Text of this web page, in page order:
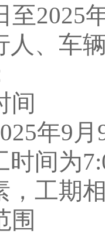
至2025
人、车
间
年9 月
时间为
，工期
围